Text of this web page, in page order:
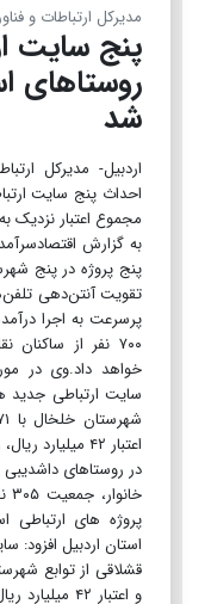
مدیرکل ارتباطات و
پنج سایت
روستاهای
شد
اردبیل- مدیرکل
احداث پنج سایت
مجموع اعتبار نزدیک به ۲۹۴ میلیارد ریال خبر داد.
به گزارش
پنج پروژه در پنج
تقویت آنتن‌دهی
پرسرعت به اجرا
۷۰۰ نفر از
خواهد داد.وی در
سایت ارتباطی جدید
اعتبار ۴۲
پروژه های ارتباطی
استان اردبیل افزود:
و اعتبار ۴۲